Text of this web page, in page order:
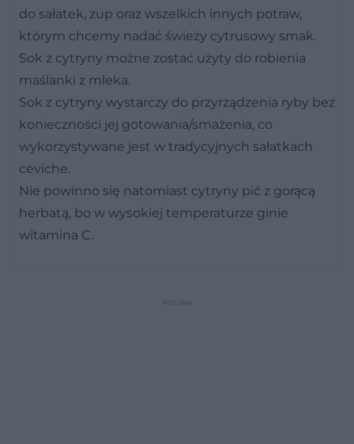
do sałatek, zup oraz wszelkich innych potraw,
którym chcemy nadać świeży cytrusowy smak.
Sok z cytryny możne zostać użyty do robienia
maślanki z mleka.
Sok z cytryny wystarczy do przyrządzenia ryby bez
konieczności jej gotowania/smażenia, co
wykorzystywane jest w tradycyjnych sałatkach
ceviche.
Nie powinno się natomiast cytryny pić z gorącą
herbatą, bo w wysokiej temperaturze ginie
witamina C.